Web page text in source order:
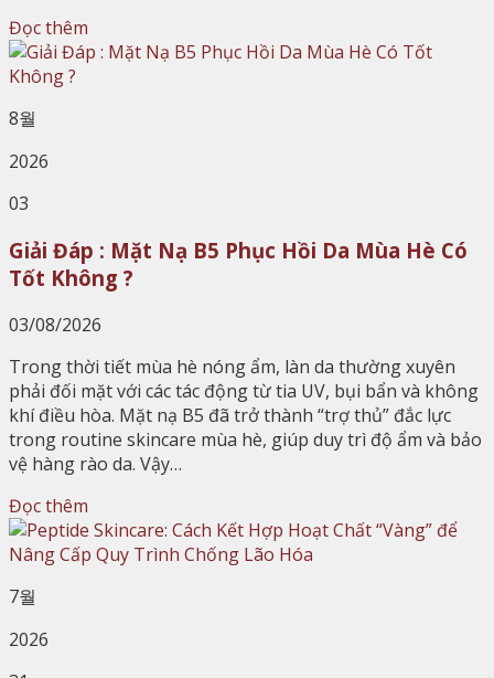
Đọc thêm
8월
2026
03
Giải Đáp : Mặt Nạ B5 Phục Hồi Da Mùa Hè Có
Tốt Không ?
03/08/2026
Trong thời tiết mùa hè nóng ẩm, làn da thường xuyên
phải đối mặt với các tác động từ tia UV, bụi bẩn và không
khí điều hòa. Mặt nạ B5 đã trở thành “trợ thủ” đắc lực
trong routine skincare mùa hè, giúp duy trì độ ẩm và bảo
vệ hàng rào da. Vậy…
Đọc thêm
7월
2026